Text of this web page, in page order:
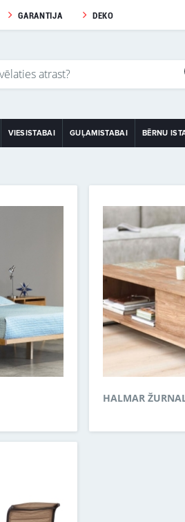
GARANTIJA DEKO
VIESISTABAI GUĻAMISTABAI BĒRNU
HALMAR